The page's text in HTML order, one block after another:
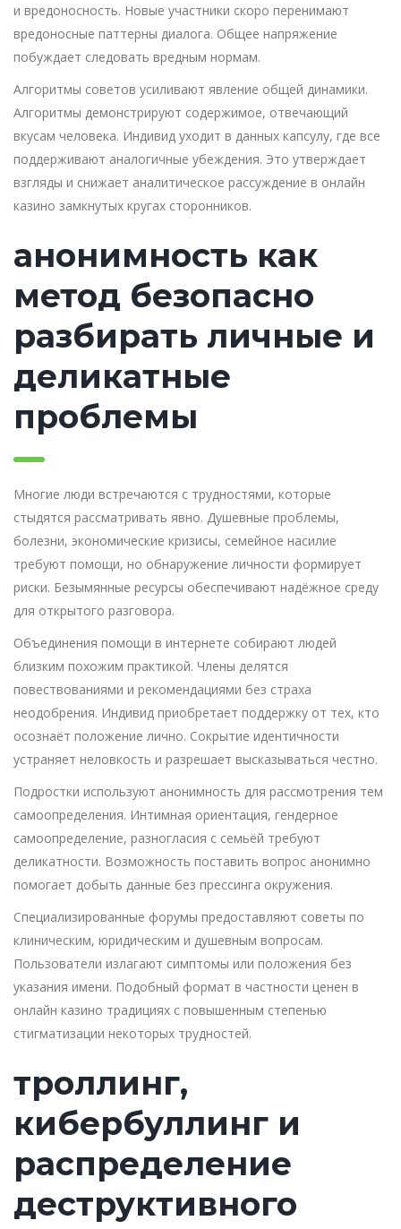
и вредоносность. Новые участники скоро перенимают
вредоносные паттерны диалога. Общее напряжение
побуждает следовать вредным нормам.
Алгоритмы советов усиливают явление общей динамики.
Алгоритмы демонстрируют содержимое, отвечающий
вкусам человека. Индивид уходит в данных капсулу, где все
поддерживают аналогичные убеждения. Это утверждает
взгляды и снижает аналитическое рассуждение в онлайн
казино замкнутых кругах сторонников.
анонимность как
метод безопасно
разбирать личные и
деликатные
проблемы
Многие люди встречаются с трудностями, которые
стыдятся рассматривать явно. Душевные проблемы,
болезни, экономические кризисы, семейное насилие
требуют помощи, но обнаружение личности формирует
риски. Безымянные ресурсы обеспечивают надёжное среду
для открытого разговора.
Объединения помощи в интернете собирают людей
близким похожим практикой. Члены делятся
повествованиями и рекомендациями без страха
неодобрения. Индивид приобретает поддержку от тех, кто
осознаёт положение лично. Сокрытие идентичности
устраняет неловкость и разрешает высказываться честно.
Подростки используют анонимность для рассмотрения тем
самоопределения. Интимная ориентация, гендерное
самоопределение, разногласия с семьёй требуют
деликатности. Возможность поставить вопрос анонимно
помогает добыть данные без прессинга окружения.
Специализированные форумы предоставляют советы по
клиническим, юридическим и душевным вопросам.
Пользователи излагают симптомы или положения без
указания имени. Подобный формат в частности ценен в
онлайн казино традициях с повышенным степенью
стигматизации некоторых трудностей.
троллинг,
кибербуллинг и
распределение
деструктивного